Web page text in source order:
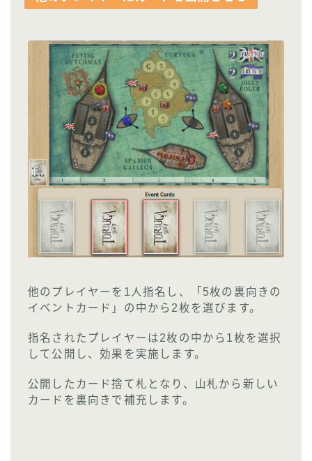
他のプレイヤーを1人指名し、「5枚の裏向きの
イベントカード」の中から2枚を選びます。
指名されたプレイヤーは2枚の中から1枚を選択
して公開し、効果を実施します。
公開したカード捨て札となり、山札から新しい
カードを裏向きで補充します。